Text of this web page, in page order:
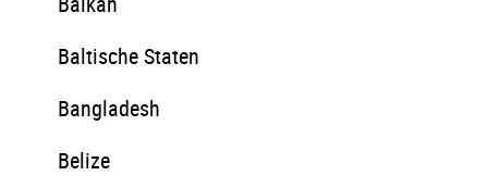
Baltische Staten
Bangladesh
Belize